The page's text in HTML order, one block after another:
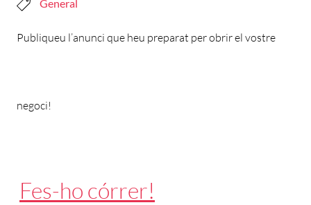
General
Publiqueu l’anunci que heu preparat per obrir el vostre
negoci!
Fes-ho córrer!